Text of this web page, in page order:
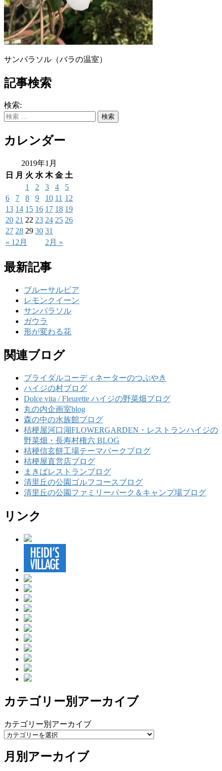
サンパラソル（バラの温室）
記事検索
検索:
カレンダー
2019年1月
日
月 火 水 木 金 土
« 12月 2月 »
1 2 3 4
5
6
7 8 9 10 11 12
13 14 15 16 17 18 19
20 21 22 23 24 25 26
27 28 29 30 31
最新記事
ブルーサルビア
レモンクイーン
サンパラソル
ガウラ
形が変わる花
関連ブログ
ブライダルコーディネーターのつぶやき
ハイジの村ブログ
Dolce vita / Fleurette ハイジの野菜畑ブログ
丸の内企画室blog
森の中の水族館ブログ
桔梗屋河口湖FLOWERGARDEN・レストランハイジの
野菜畑・長寿村権六 BLOG
桔梗信玄餅工場テーマパークブログ
桔梗屋直営店ブログ
まきばレストランブログ
清里丘の公園ゴルフコースブログ
清里丘の公園ファミリーパーク＆キャンプ場ブログ
リンク
カテゴリー別アーカイブ
カテゴリー別アーカイブ
月別アーカイブ